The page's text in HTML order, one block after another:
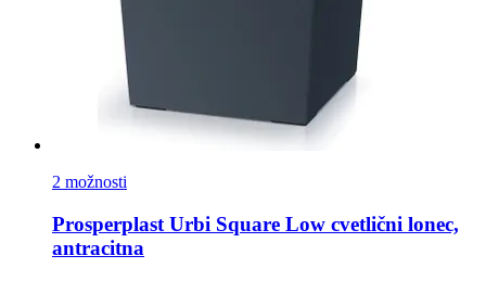
2 možnosti
Prosperplast Urbi Square Low cvetlični lonec,
antracitna